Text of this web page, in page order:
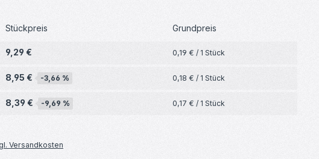
Stückpreis Grundpreis
9,29 € 0,19 € / 1 Stück
8,95 € -3,66 % 0,18 € / 1 Stück
8,39 € -9,69 % 0,17 € / 1 Stück
Versandkosten